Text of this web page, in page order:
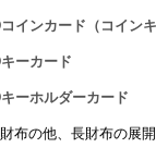
コインカード（コイン
ーカード
ーホルダーカード
布の他、長財布の展開